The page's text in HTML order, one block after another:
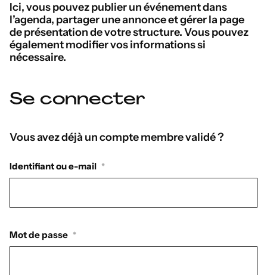
Ici, vous pouvez publier un événement dans
l’agenda, partager une annonce et gérer la page
de présentation de votre structure. Vous pouvez
également modifier vos informations si
nécessaire.
Se connecter
Vous avez déjà un compte membre validé ?
Identifiant ou e-mail *
Mot de passe *